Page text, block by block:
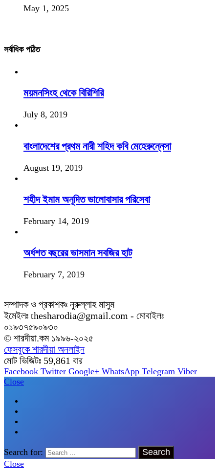
May 1, 2025
সর্বাধিক পঠিত
ময়মনসিংহ থেকে বিরিশিরি
July 8, 2019
বাংলাদেশের প্রথম নারী শহিদ কবি মেহেরুন্নেসা
August 19, 2019
শহীদ ইমাম অনূদিত ভালোবাসার পরিসেবা
February 14, 2019
অর্ধশত বছরের ভাসমান সবজির হাট
February 7, 2019
সম্পাদক ও প্রকাশকঃ নুরুল্লাহ মাসুম
ইমেইলঃ thesharodia@gmail.com - মোবাইলঃ
০১৯৩৭৫৯০৯৩০
© শারদীয়া.কম ১৯৯৬-২০২৫
ফেসবুকে শারদীয়া অনলাইন
মোট ভিজিটঃ 59,861 বার
Facebook Twitter Google+ WhatsApp Telegram Viber
Close
Search for:
Close